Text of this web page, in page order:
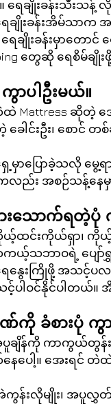
ေချိုးခန်းသီးသန့် လို
ရေချိုးခန်းအိမ်သာ
ရေချိုးခန်းမှာတော
တွေဆို ရေစိမ်ချိုး
ာပါဦးမယ်။
တဲထဲ Mattress ဆိုတဲ့
ါင်းဦး၊ စောင် တ
ရှေ့မှာပြောခဲ့သလို
း အစဉ်သန့်နေမှာမ
းသောက်ရတဲ့ပုံ
ကိုယ့်ထင်းကိုယ်ရှာ၊
တကယ့်သဘာဝရဲ့ ပျေ
ရေနွေးကြိုဖို့ အသင့်
ဝင်နိုင်ပါတယ်။ အိမ်
ကို ခံစားပုံ ကွာ
အပူချိန်ကို ကာကွယ်တွ
ေပေါ့။ အေးရင် တဲ
အဲကွန်းလိုမျိုး၊ အပူ